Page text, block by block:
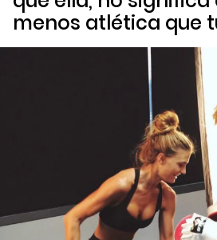
menos atlética que